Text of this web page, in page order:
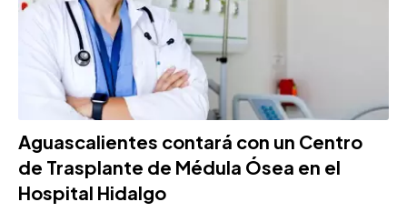
Aguascalientes contará con un Centro
de Trasplante de Médula Ósea en el
Hospital Hidalgo